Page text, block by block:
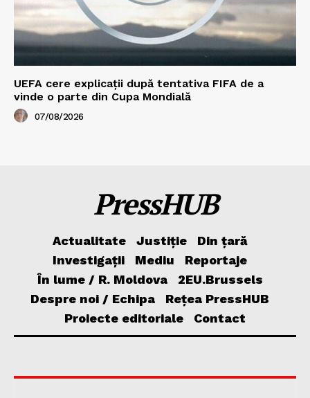
UEFA cere explicații după tentativa FIFA de a
vinde o parte din Cupa Mondială
07/08/2026
PressHUB
Actualitate Justiție
Din țară
Investigații
Mediu
Reportaje
În lume / R. Moldova
2EU.Brussels
Despre noi / Echipa
Rețea PressHUB
Proiecte editoriale
Contact